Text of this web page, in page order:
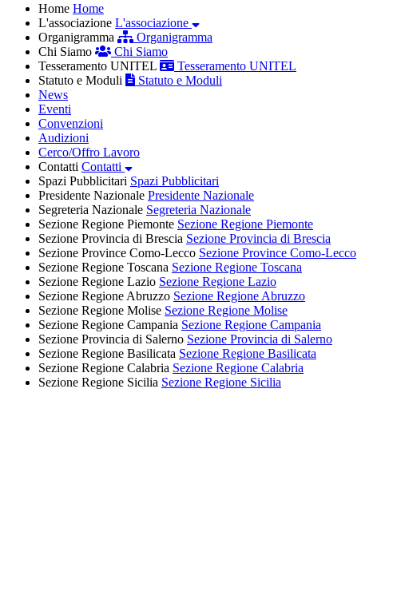
Home Home
L'associazione L'associazione
Organigramma
Organigramma
Chi Siamo
Chi Siamo
Tesseramento UNITEL
Tesseramento UNITEL
Statuto e Moduli
Statuto e Moduli
News
Eventi
Convenzioni
Audizioni
Cerco/Offro Lavoro
Contatti Contatti
Spazi Pubblicitari Spazi Pubblicitari
Presidente Nazionale Presidente Nazionale
Segreteria Nazionale Segreteria Nazionale
Sezione Regione Piemonte Sezione Regione Piemonte
Sezione Provincia di Brescia Sezione Provincia di Brescia
Sezione Province Como-Lecco Sezione Province Como-Lecco
Sezione Regione Toscana Sezione Regione Toscana
Sezione Regione Lazio Sezione Regione Lazio
Sezione Regione Abruzzo Sezione Regione Abruzzo
Sezione Regione Molise Sezione Regione Molise
Sezione Regione Campania Sezione Regione Campania
Sezione Provincia di Salerno Sezione Provincia di Salerno
Sezione Regione Basilicata Sezione Regione Basilicata
Sezione Regione Calabria Sezione Regione Calabria
Sezione Regione Sicilia Sezione Regione Sicilia